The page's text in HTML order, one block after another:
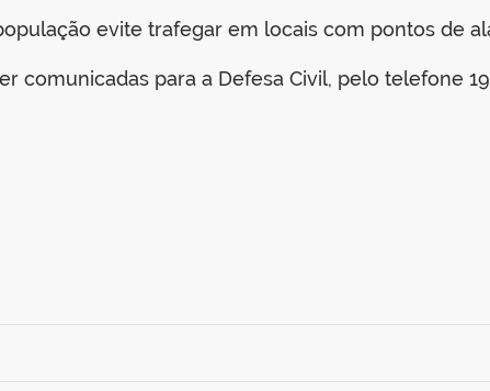
evite trafegar em locais com pontos de
comunicadas para a Defesa Civil, pelo telefone